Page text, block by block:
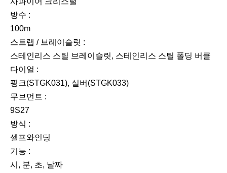
방수 :
100m
스트랩 / 브레이슬릿 :
스테인리스 스틸 브레이슬릿, 스테인리스 스틸 폴딩 버클
다이얼 :
핑크(STGK031), 실버(STGK033)
무브먼트 :
9S27
방식 :
셀프와인딩
기능 :
시, 분, 초, 날짜